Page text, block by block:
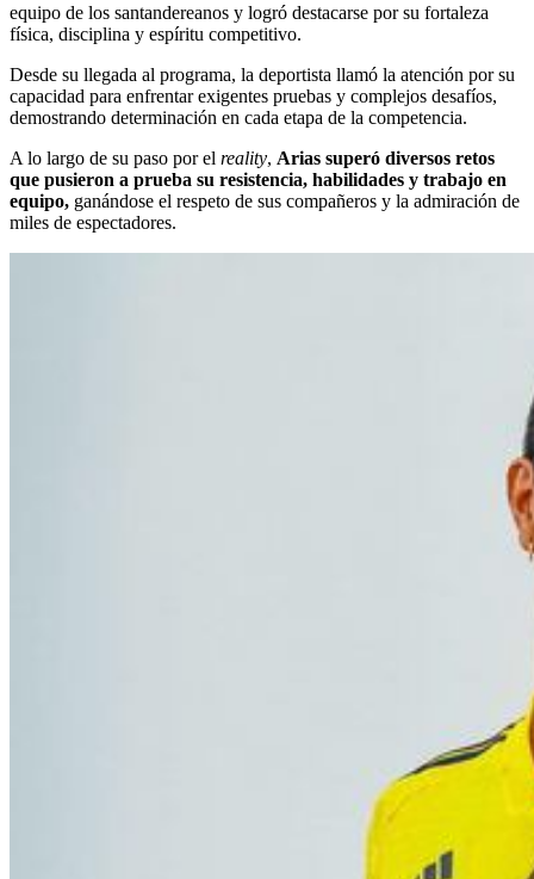
equipo de los santandereanos y logró destacarse por su fortaleza
física, disciplina y espíritu competitivo.
Desde su llegada al programa, la deportista llamó la atención por su
capacidad para enfrentar exigentes pruebas y complejos desafíos,
demostrando determinación en cada etapa de la competencia.
A lo largo de su paso por el reality, Arias superó diversos retos
que pusieron a prueba su resistencia, habilidades y trabajo en
equipo, ganándose el respeto de sus compañeros y la admiración de
miles de espectadores.